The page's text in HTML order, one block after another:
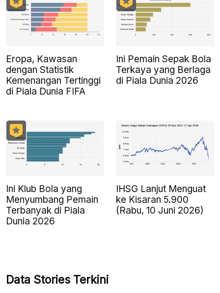
Eropa, Kawasan
dengan Statistik
Kemenangan Tertinggi
di Piala Dunia FIFA
Ini Pemain Sepak Bola
Terkaya yang Berlaga
di Piala Dunia 2026
Ini Klub Bola yang
Menyumbang Pemain
Terbanyak di Piala
Dunia 2026
IHSG Lanjut Menguat
ke Kisaran 5.900
(Rabu, 10 Juni 2026)
Data Stories Terkini